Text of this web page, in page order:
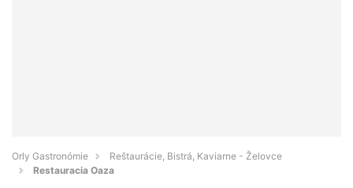
Orly Gastronómie
Reštaurácie, Bistrá, Kaviarne - Želovce
Restauracia Oaza